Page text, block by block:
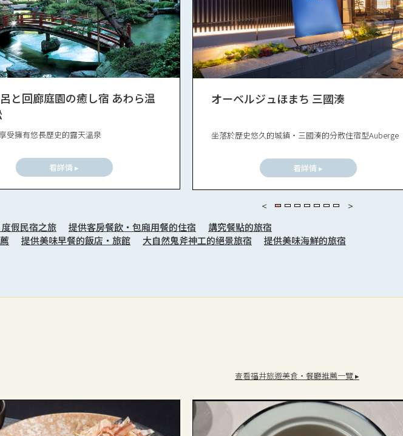
と回廊庭園の癒し宿 あわら温
受擁有悠長歷史的露天溫泉
看詳情 ▸
オーベルジュほまち 三國湊
坐落於歷史悠久的城鎮・三國湊的分散住宿型Auberge
看詳情 ▸
假民宿之旅 提供客房餐飲・包廂用餐的住宿
講究餐點的旅宿
提供美味早餐的飯店・旅館 大自然鬼斧神工的絕景旅宿
提供美味海鮮的旅宿
查看福井旅遊美食・餐廳推薦一覽 ▸